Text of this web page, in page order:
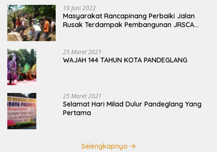
19 Juni 2022
Masyarakat Rancapinang Perbaiki Jalan
Rusak Terdampak Pembangunan JRSCA
25 Maret 2021
WAJAH 144 TAHUN KOTA PANDEGLANG
25 Maret 2021
Selamat Hari Milad Dulur Pandeglang Yang
Pertama
Selengkapnya